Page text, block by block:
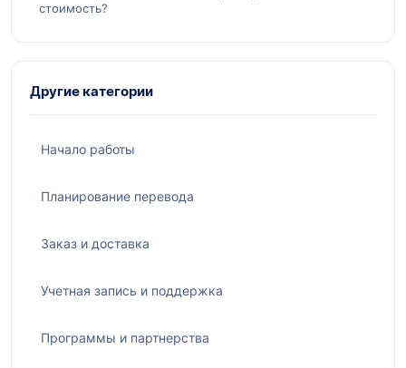
стоимость?
Другие категории
Начало работы
Планирование перевода
Заказ и доставка
Учетная запись и поддержка
Программы и партнерства